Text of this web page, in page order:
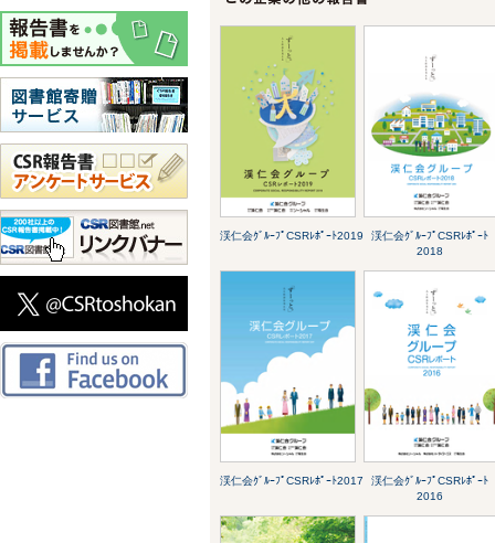
渓仁会ｸﾞﾙｰﾌﾟCSRﾚﾎﾟｰﾄ2019
渓仁会ｸﾞﾙｰﾌﾟCSRﾚﾎﾟｰﾄ
2018
渓仁会ｸﾞﾙｰﾌﾟCSRﾚﾎﾟｰﾄ2017
渓仁会ｸﾞﾙｰﾌﾟCSRﾚﾎﾟｰﾄ
2016